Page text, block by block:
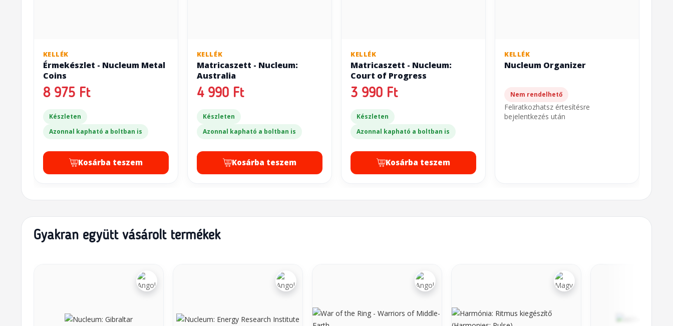
KELLÉK
Érmekészlet - Nucleum Metal
Coins
8 975 Ft
Készleten
Azonnal kapható a boltban is
Kosárba teszem
KELLÉK
Matricaszett - Nucleum:
Australia
4 990 Ft
Készleten
Azonnal kapható a boltban is
Kosárba teszem
KELLÉK
Matricaszett - Nucleum:
Court of Progress
3 990 Ft
Készleten
Azonnal kapható a boltban is
Kosárba teszem
KELLÉK
Nucleum Organizer
Nem rendelhető
Feliratkozhatsz értesítésre
bejelentkezés után
Gyakran együtt vásárolt termékek